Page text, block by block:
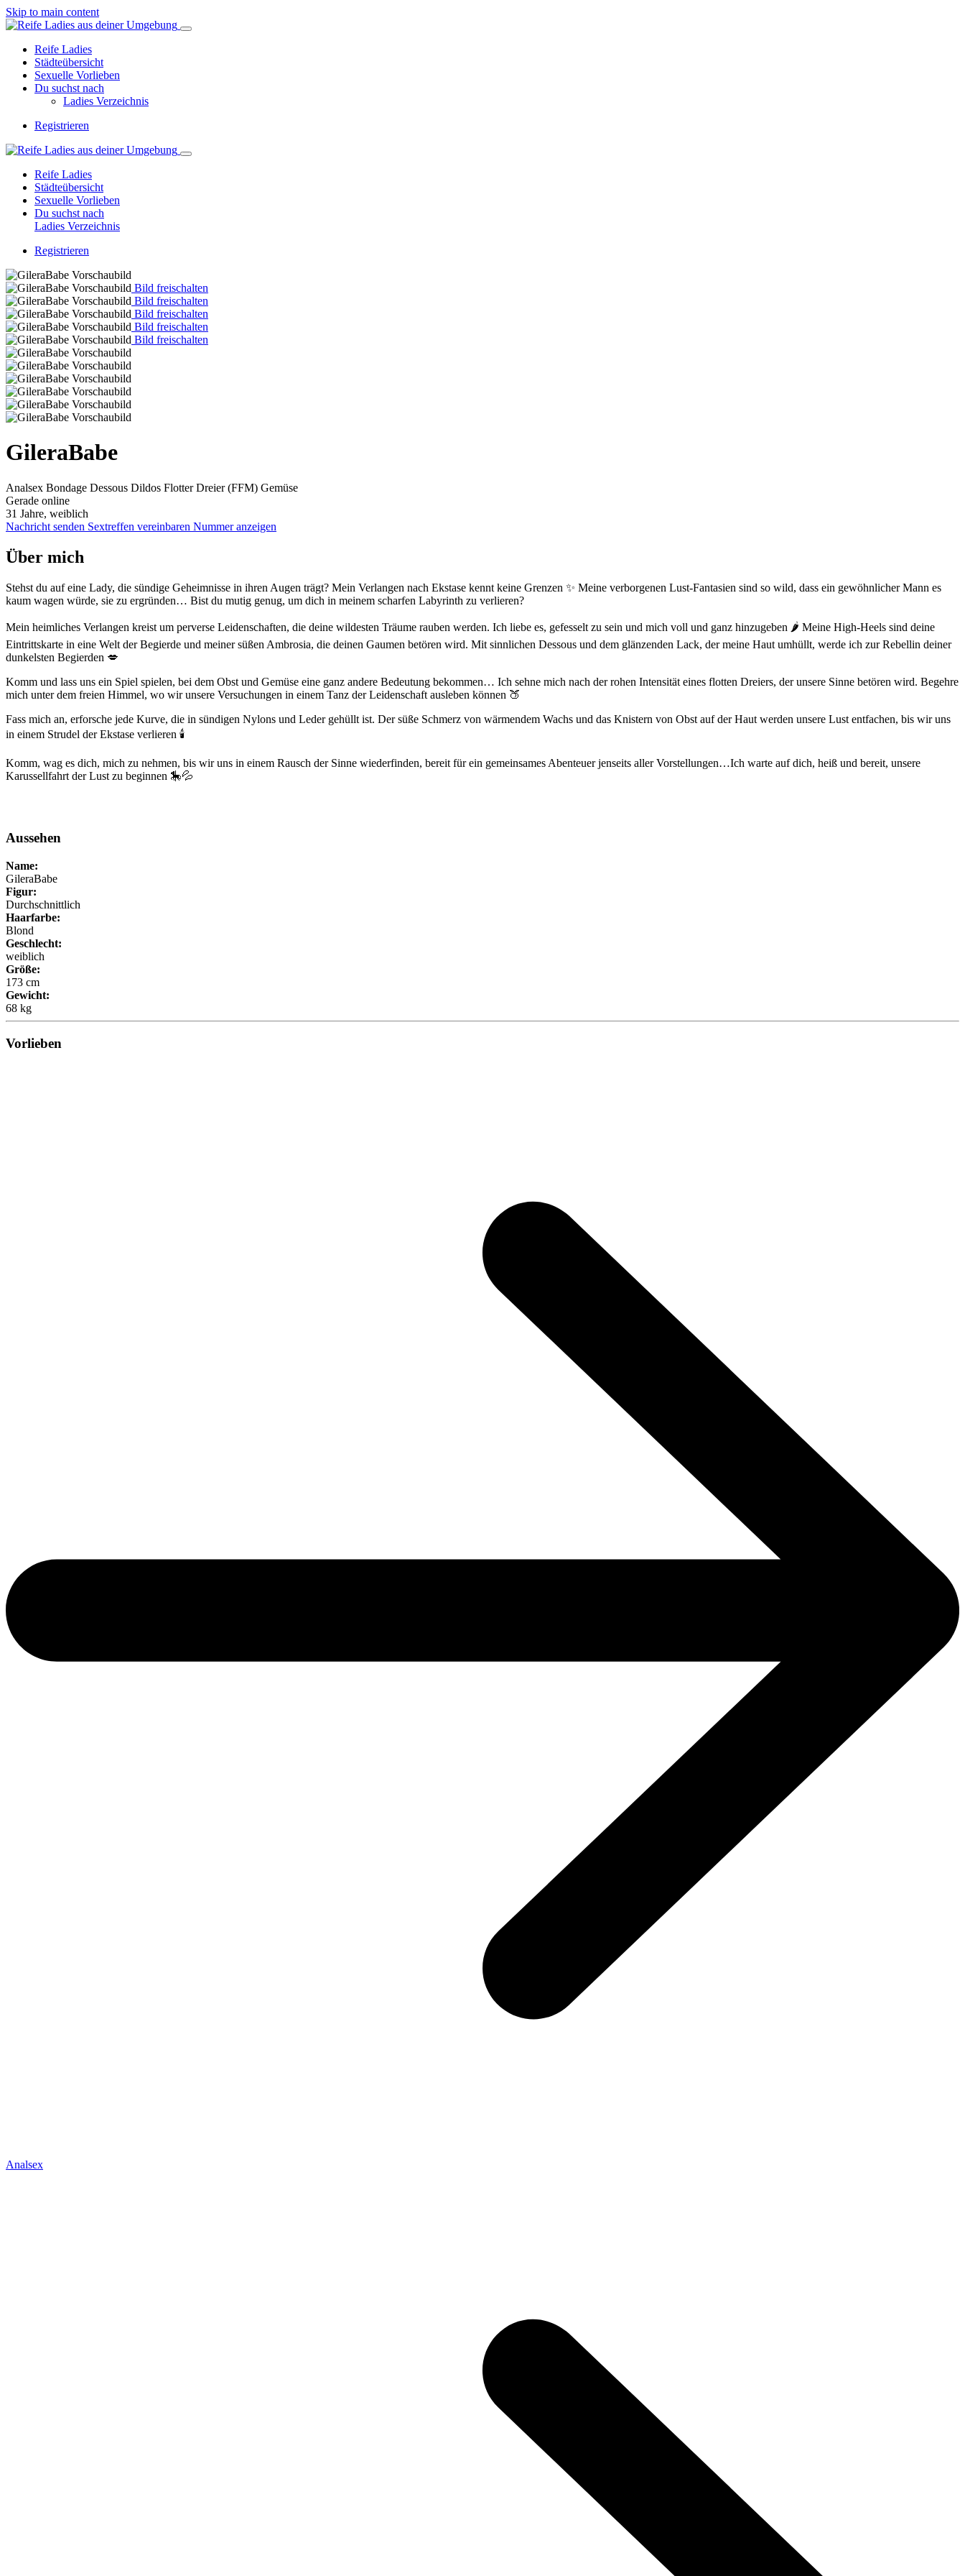
Skip to main content
Reife Ladies
Städteübersicht
Sexuelle Vorlieben
Du suchst nach
Ladies Verzeichnis
Registrieren
Reife Ladies
Städteübersicht
Sexuelle Vorlieben
Du suchst nach
Ladies Verzeichnis
Registrieren
Bild freischalten
Bild freischalten
Bild freischalten
Bild freischalten
Bild freischalten
GileraBabe
Analsex Bondage Dessous Dildos Flotter Dreier (FFM) Gemüse
Gerade online
31 Jahre, weiblich
Nachricht senden Sextreffen vereinbaren Nummer anzeigen
Über mich
Stehst du auf eine Lady, die sündige Geheimnisse in ihren Augen trägt? Mein Verlangen nach Ekstase kennt keine Grenzen ✨ Meine verborgenen Lust-Fantasien sind so wild, dass ein gewöhnlicher Mann es
kaum wagen würde, sie zu ergründen… Bist du mutig genug, um dich in meinem scharfen Labyrinth zu verlieren?
Mein heimliches Verlangen kreist um perverse Leidenschaften, die deine wildesten Träume rauben werden. Ich liebe es, gefesselt zu sein und mich voll und ganz hinzugeben 🌶️ Meine High-Heels sind deine
Eintrittskarte in eine Welt der Begierde und meiner süßen Ambrosia, die deinen Gaumen betören wird. Mit sinnlichen Dessous und dem glänzenden Lack, der meine Haut umhüllt, werde ich zur Rebellin deiner
dunkelsten Begierden 💋
Komm und lass uns ein Spiel spielen, bei dem Obst und Gemüse eine ganz andere Bedeutung bekommen… Ich sehne mich nach der rohen Intensität eines flotten Dreiers, der unsere Sinne betören wird. Begehre
mich unter dem freien Himmel, wo wir unsere Versuchungen in einem Tanz der Leidenschaft ausleben können 🍑
Fass mich an, erforsche jede Kurve, die in sündigen Nylons und Leder gehüllt ist. Der süße Schmerz von wärmendem Wachs und das Knistern von Obst auf der Haut werden unsere Lust entfachen, bis wir uns
in einem Strudel der Ekstase verlieren 🕯️
Komm, wag es dich, mich zu nehmen, bis wir uns in einem Rausch der Sinne wiederfinden, bereit für ein gemeinsames Abenteuer jenseits aller Vorstellungen…Ich warte auf dich, heiß und bereit, unsere
Karussellfahrt der Lust zu beginnen 🎠💦
Aussehen
Name:
GileraBabe
Figur:
Durchschnittlich
Haarfarbe:
Blond
Geschlecht:
weiblich
Größe:
173 cm
Gewicht:
68 kg
Vorlieben
Analsex